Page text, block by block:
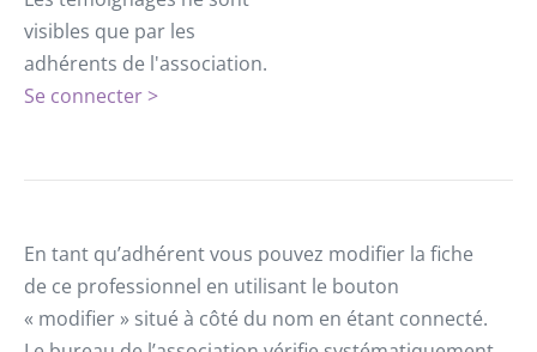
visibles que par les
adhérents de l'association.
Se connecter >
En tant qu’adhérent vous pouvez modifier la fiche
de ce professionnel en utilisant le bouton
« modifier » situé à côté du nom en étant connecté.